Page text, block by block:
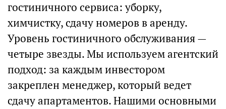
гостиничного сервиса: уборку,
химчистку, сдачу номеров в аренду.
Уровень гостиничного обслуживания —
четыре звезды. Мы используем агентский
подход: за каждым инвестором
закреплен менеджер, который ведет
сдачу апартаментов. Нашими основными